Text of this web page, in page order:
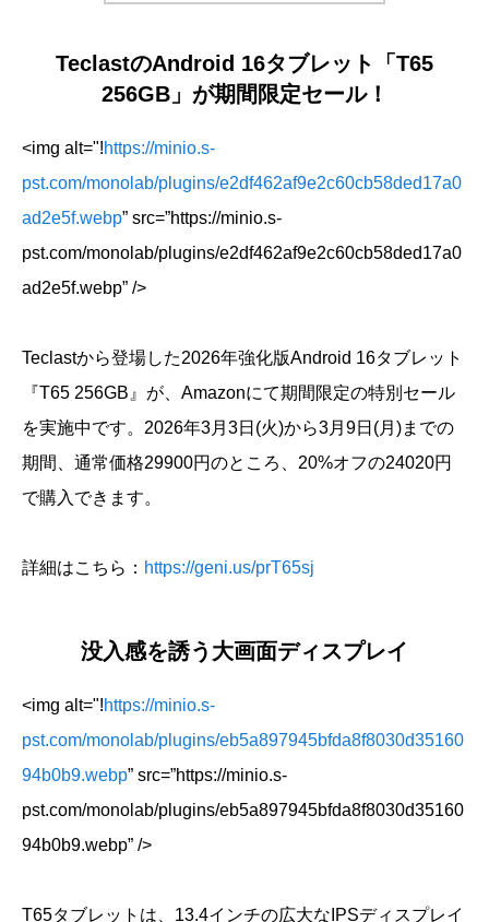
TeclastのAndroid 16タブレット「T65
256GB」が期間限定セール！
<img alt="!https://minio.s-
pst.com/monolab/plugins/e2df462af9e2c60cb58ded17a0
ad2e5f.webp” src=”https://minio.s-
pst.com/monolab/plugins/e2df462af9e2c60cb58ded17a0
ad2e5f.webp” />
Teclastから登場した2026年強化版Android 16タブレット
『T65 256GB』が、Amazonにて期間限定の特別セール
を実施中です。2026年3月3日(火)から3月9日(月)までの
期間、通常価格29900円のところ、20%オフの24020円
で購入できます。
詳細はこちら： https://geni.us/prT65sj
没入感を誘う大画面ディスプレイ
<img alt="!https://minio.s-
pst.com/monolab/plugins/eb5a897945bfda8f8030d35160
94b0b9.webp” src=”https://minio.s-
pst.com/monolab/plugins/eb5a897945bfda8f8030d35160
94b0b9.webp” />
T65タブレットは、13.4インチの広大なIPSディスプレイ